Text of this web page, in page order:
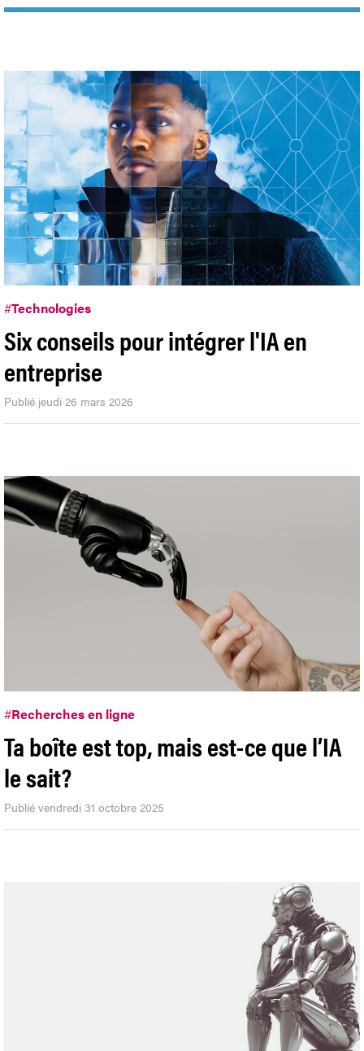
#Technologies
Six conseils pour intégrer l'IA en
entreprise
Publié jeudi 26 mars 2026
#Recherches en ligne
Ta boîte est top, mais est-ce que l’IA
le sait?
Publié vendredi 31 octobre 2025